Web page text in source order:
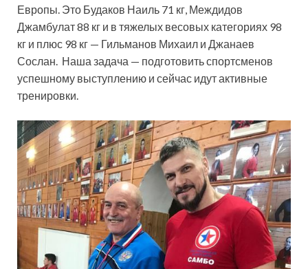
Европы. Это Будаков Наиль 71 кг, Междидов
Джамбулат 88 кг и в тяжелых весовых категориях 98
кг и плюс 98 кг — Гильманов Михаил и Джанаев
Сослан. Наша задача — подготовить спортсменов
успешному выступлению и сейчас идут активные
тренировки.